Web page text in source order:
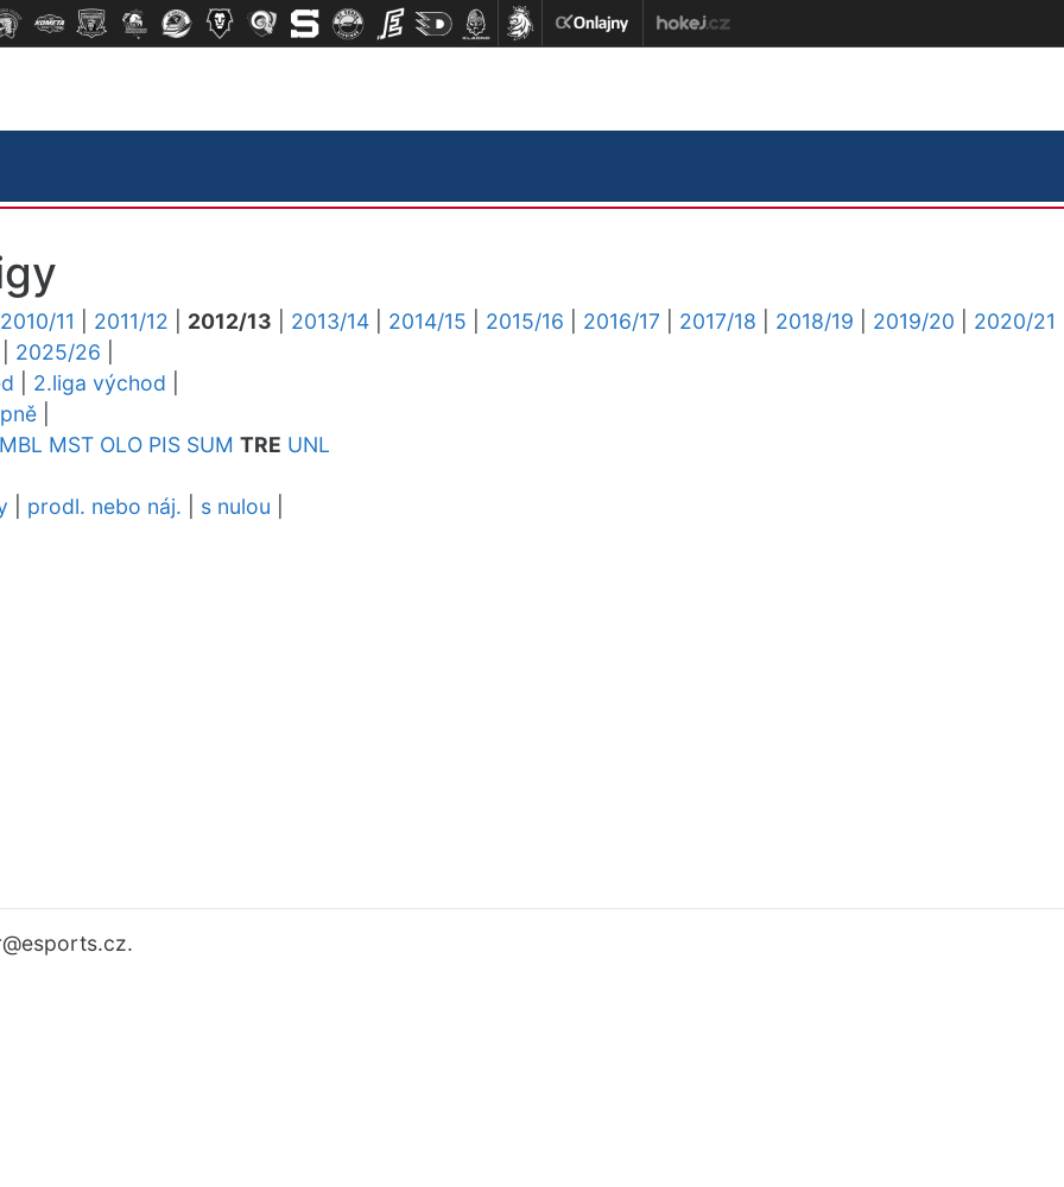
2010/11 2011/12 2012/13 2013/14 2014/15 2015/16 2016/17 2017/18 2018/19 2019/20
2020/21
2025/26
2.liga východ
MBL MST OLO PIS SUM TRE UNL
prodl. nebo náj. s nulou
@esports.cz.